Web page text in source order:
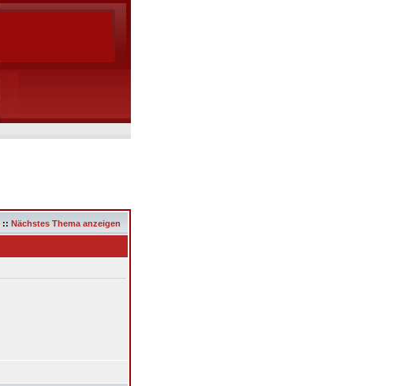
:: Nächstes Thema anzeigen